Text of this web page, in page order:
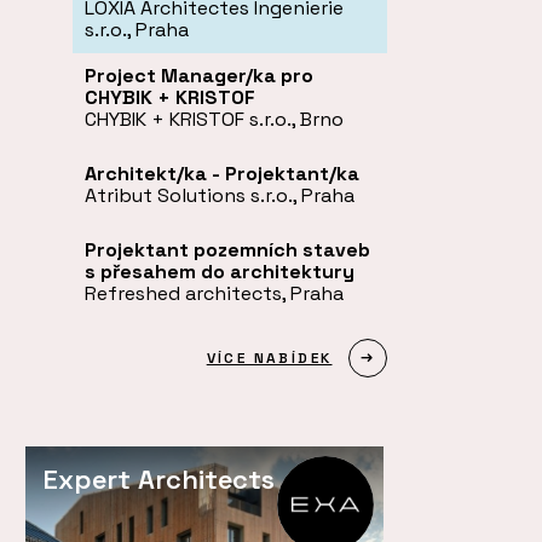
LOXIA Architectes Ingenierie
s.r.o., Praha
Project Manager/ka pro
CHYBIK + KRISTOF
CHYBIK + KRISTOF s.r.o., Brno
Architekt/ka - Projektant/ka
Atribut Solutions s.r.o., Praha
Projektant pozemních staveb
s přesahem do architektury
Refreshed architects, Praha
VÍCE NABÍDEK
Expert Architects